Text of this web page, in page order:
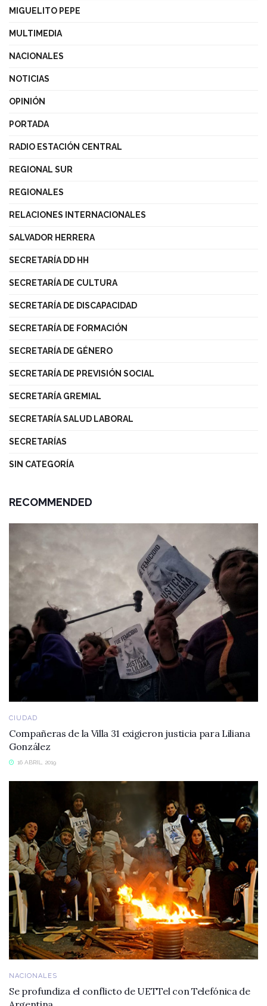
MIGUELITO PEPE
MULTIMEDIA
NACIONALES
NOTICIAS
OPINIÓN
PORTADA
RADIO ESTACIÓN CENTRAL
REGIONAL SUR
REGIONALES
RELACIONES INTERNACIONALES
SALVADOR HERRERA
SECRETARÍA DD HH
SECRETARÍA DE CULTURA
SECRETARÍA DE DISCAPACIDAD
SECRETARÍA DE FORMACIÓN
SECRETARÍA DE GÉNERO
SECRETARÍA DE PREVISIÓN SOCIAL
SECRETARÍA GREMIAL
SECRETARÍA SALUD LABORAL
SECRETARÍAS
SIN CATEGORÍA
RECOMMENDED
CIUDAD
Compañeras de la Villa 31 exigieron justicia para Liliana
González
16 ABRIL, 2019
NACIONALES
Se profundiza el conflicto de UETTel con Telefónica de